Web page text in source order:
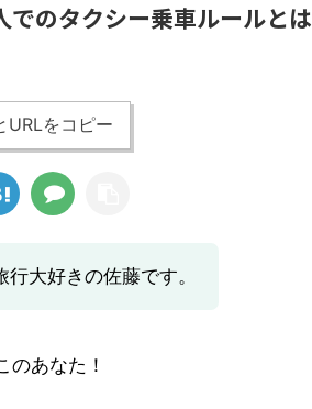
のタクシー乗車ルールとは
URLをコピー
大好きの佐藤です。
のあなた！
♔ホテル情報 国内旅行